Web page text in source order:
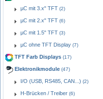
µC mit 3.x" TFT (2)
µC mit 2.x" TFT (6)
µC mit 1.5" TFT (3)
µC ohne TFT Display (7)
TFT Farb Displays (17)
Elektronikmodule (47)
I/O (USB, RS485, CAN...) (2)
H-Brücken / Treiber (6)